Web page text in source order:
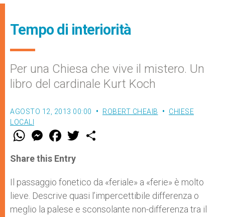
Tempo di interiorità
Per una Chiesa che vive il mistero. Un
libro del cardinale Kurt Koch
AGOSTO 12, 2013 00:00 ROBERT CHEAIB
CHIESE
LOCALI
W
t
s
p
p
M
e
s
e
g
e
r
F
a
e
b
o
k
w
r
Share this Entry
Il passaggio fonetico da «feriale» a «ferie» è molto
lieve. Descrive quasi l’impercettibile differenza o
meglio la palese e sconsolante non-differenza tra il